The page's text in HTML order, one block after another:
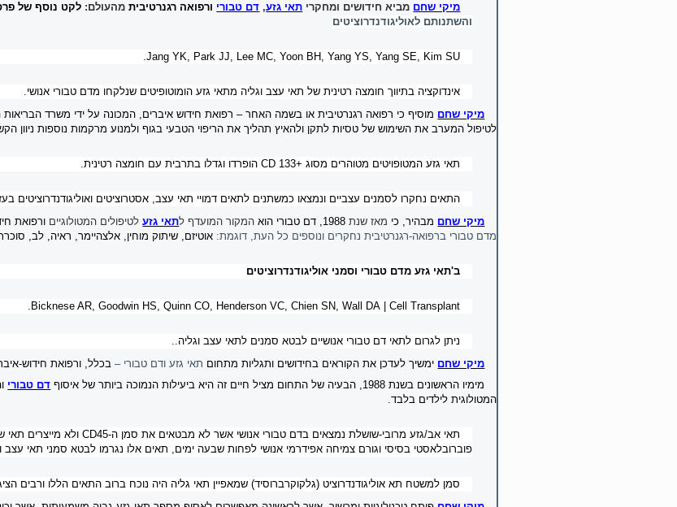
מיקי שחם מביא חידושים ומחקרי תאי גזע, דם טבורי ורפואה רגנרטיבית מהעולם: לקט נוסף של
והשתנותם לאוליגודנדרוציטים
Jang YK, Park JJ, Lee MC, Yoon BH, Yang YS, Yang SE, Kim SU
.
אינדוקציה בתיווך חומצה רטינית של תאי עצב וגליה מתאי גזע הומוטופיטים שנלקחו מדם טבורי אנושי.
מיקי שחם מוסיף כי רפואה רגנרטיבית או בשמה האחר – רפואת חידוש איברים, המכונה על ידי משרד הבריאות
לטיפול המערב את השימוש של טסיות לתקן ולהאיץ תהליך את הריפוי הטבעי בגוף ולמנוע מרקמות נוספות ניוון
תאי גזע המטופויטים מטוהרים מסוג CD 133+הופרדו וגדלו בתרבית עם חומצה רטינית.
התאים נחקרו לסמנים עצביים ונמצאו כמשתנים לתאים דמויי תאי עצב, אסטרוציטים ואוליגודנדרוציטים
מיקי שחם מבהיר, כי מאז שנת 1988, דם טבורי הוא המקור המועדף לתאי גזע לטיפולים המטולוגיים ורפואת
מדם טבורי ברפואה-רגנרטיבית נחקרים ונוספים כל העת, דוגמת: אוטיזם, שיתוק מוחין, אלצהיימר, ראיה, לב,
ב'תאי גזע מדם טבורי וסמני אוליגודנדרוציטים
Bicknese AR, Goodwin HS, Quinn CO, Henderson VC, Chien SN, Wall DA | Cell Transplant
.
ניתן לגרום לתאי דם טבורי אנושיים לבטא סמנים לתאי עצב וגליה..
מיקי שחם ימשיך לעדכן את הקוראים בחידושים ותגליות מתחום תאי גזע ודם טבורי – בכלל, ורפואת חידוש-
מימיו הראשונים בשנת 1988, הבעיה של התחום מציל חיים זה היא ביעילות הנמוכה ביותר של איסוף
דם טבורי
המטולוגית לילדים בלבד.
תאי אב/גזע מרובי-שושלת נמצאים בדם טבורי אנושי אשר לא מבטאים את סמן ה-CD45ולא מייצרים תאי
פוברובלאסטי בסיסי וגורם צמיחה אפידרמי אנושי לפחות שבעה ימים, תאים אלו נגרמו לבטא סמני תאי עצב
סמן למשטח תא אוליגודנדרוציט (גלקוקרברוסיד) שמאפיין תאי גליה היה נוכח ברוב התאים הללו ורבים